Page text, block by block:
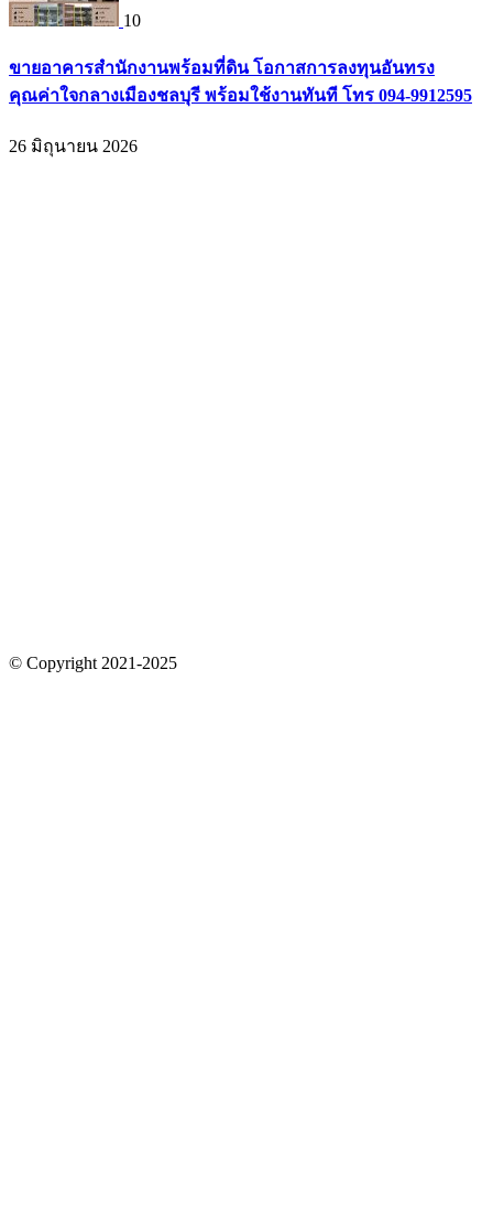
10
ขายอาคารสำนักงานพร้อมที่ดิน โอกาสการลงทุนอันทรง
คุณค่าใจกลางเมืองชลบุรี พร้อมใช้งานทันที โทร 094-9912595
26 มิถุนายน 2026
© Copyright 2021-2025